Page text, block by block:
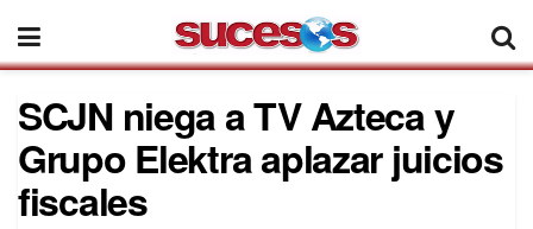
SCJN niega a TV Azteca y
Grupo Elektra aplazar juicios
fiscales